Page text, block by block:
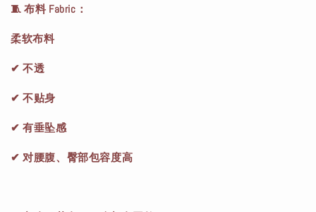
🧵 布料 Fabric：
柔软布料
✔ 不透
✔ 不贴身
✔ 有垂坠感
✔ 对腰腹、臀部包容度高